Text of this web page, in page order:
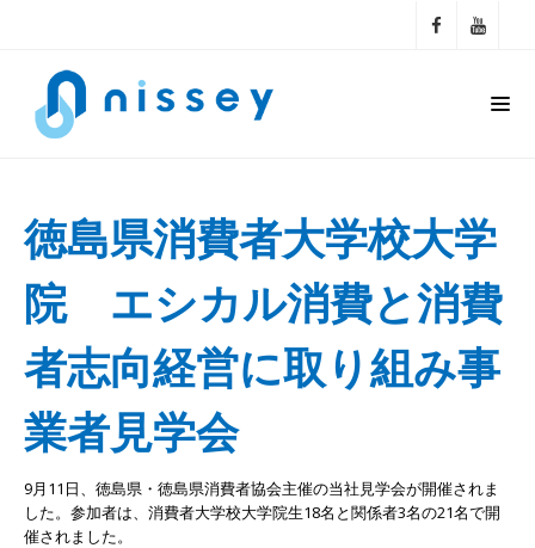
徳島県消費者大学校大学
院 エシカル消費と消費
者志向経営に取り組み事
業者見学会
9月11日、徳島県・徳島県消費者協会主催の当社見学会が開催されま
した。参加者は、消費者大学校大学院生18名と関係者3名の21名で開
催されました。